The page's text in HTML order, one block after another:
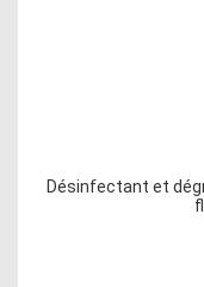
Désinfectant et